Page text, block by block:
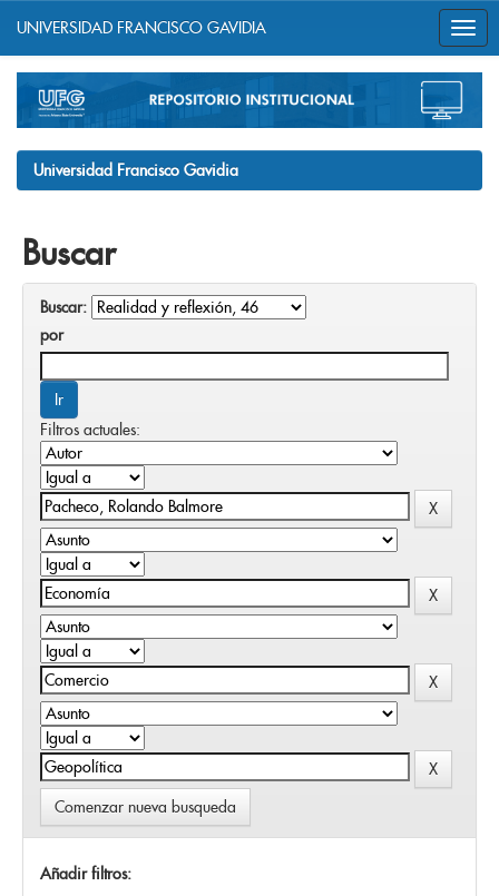
navigation
UNIVERSIDAD FRANCISCO GAVIDIA
Universidad Francisco Gavidia
Buscar
Buscar:
por
Filtros actuales:
Comenzar nueva busqueda
Añadir filtros: